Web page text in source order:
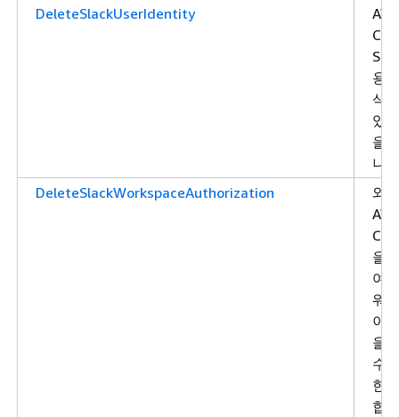
DeleteSlackUserIdentity
용
삭
있
을
니
DeleteSlackWorkspaceAuthorization
와
을
여
워
이
을
수
한
합